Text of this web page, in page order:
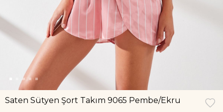
Saten Sütyen Şort Takım 9065 Pembe/Ekru